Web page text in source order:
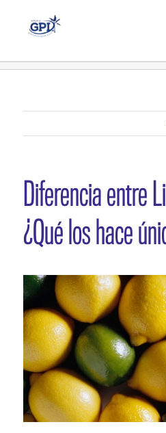
Diferencia entre
¿Qué los hace